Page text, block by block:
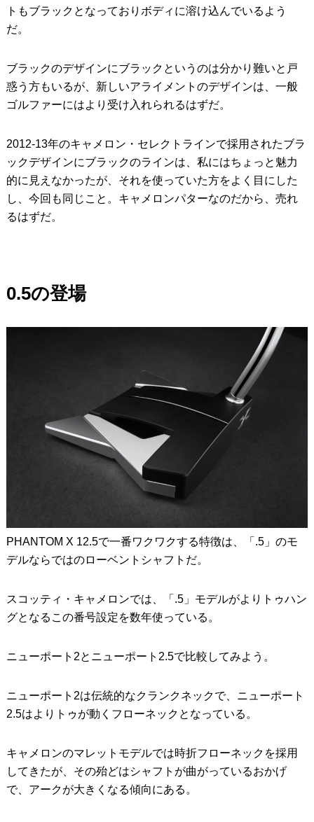
トもブラックとなっておりボディに溶け込んでいるよう
だ。
ブラックのデザインにブラックというのは分かり難いと戸
惑う方もいるが、新しいアライメントのデザインは、一般
ゴルファーにはより受け入れられるはずだ。
2012-13年のキャメロン・セレクトラインで採用されたブラ
ックデザインにブラックのラインは、私にはちょっと魅力
的に見えなかったが、それを使っていた方をよく目にした
し、今回も同じこと。キャメロンパターなのだから、売れ
るはずだ。
0.5の登場
PHANTOM X 12.5で一番ワクワクする特徴は、「.5」のモ
デルならではのローベントシャフトだ。
スコッティ・キャメロンでは、「.5」モデルがよりトゥハン
グとなるこの番号設定を数年使っている。
ニューポート2とニューポート2.5で比較してみよう。
ニューポート2は伝統的なクランクネックで、ニューポート
2.5はよりトゥが動くフローネックとなっている。
キャメロンのマレットモデルでは時折フローネックを採用
してきたが、その殆どはシャフトが曲がっているおかげ
で、アークが大きくなる傾向にある。